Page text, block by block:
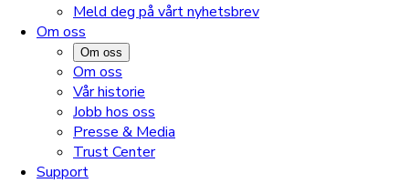
Meld deg på vårt nyhetsbrev
Om oss
Om oss
Om oss
Vår historie
Jobb hos oss
Presse & Media
Trust Center
Support